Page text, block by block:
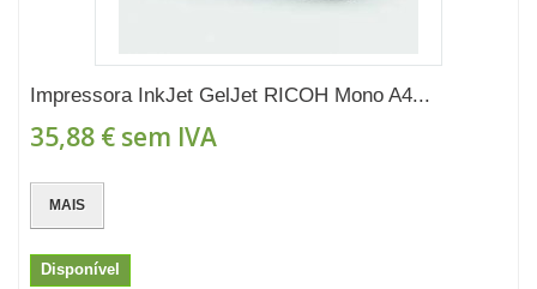
Impressora InkJet GelJet RICOH Mono A4...
35,88 € sem IVA
MAIS
Disponível